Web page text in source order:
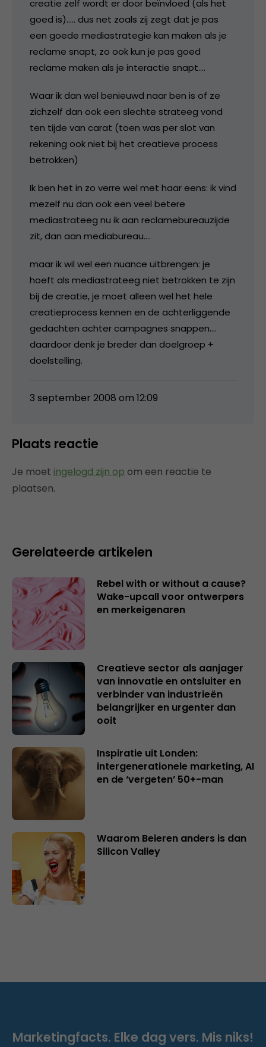
creatie zelf wordt er door beïnvloed (als het
goed is)….. dus net zoals zij zegt dat je pas
een goede mediastrategie kan maken als je
reclame snapt, zo ook kun je pas goed
reclame maken als je interactie snapt….
Waar ik dan wel benieuwd naar ben is of ze
zichzelf dan ook een slechte strateeg vond
ten tijde van carat (toen was per slot van
rekening ook niet bij het creatieve process
betrokken)
Ik ben het in zo verre wel met haar eens: ik vind
mezelf nu dan ook een veel betere
mediastrateeg nu ik aan reclamebureauzijde
zit, dan aan mediabureau….
maar ik wil wel een nuance uitbrengen: je
hoeft als mediastrateeg niet betrokken te zijn
bij de creatie, je moet alleen wel het hele
creatieprocess kennen en de achterliggende
gedachten achter campagnes snappen….
daardoor denk je breder dan doelgroep +
doelstelling.
3 september 2008 om 12:09
Plaats reactie
Je moet ingelogd zijn op om een reactie te
plaatsen.
Gerelateerde artikelen
Rebel with or without a cause?
Wake-upcall voor ontwerpers
en merkeigenaren
Creatieve sector als aanjager
van innovatie en ontsluiter en
verbinder van industrieën
belangrijker en urgenter dan
ooit
Inspiratie uit Londen:
intergenerationele marketing, AI
en de ‘vergeten’ 50+-man
Waarom Beieren anders is dan
Silicon Valley
Marketingfacts. Elke dag vers. Mis niks!